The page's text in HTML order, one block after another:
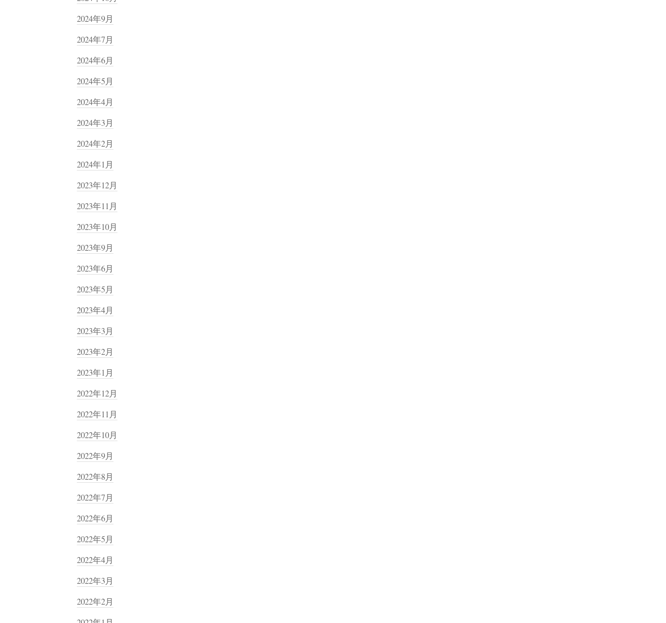
2024年9月
2024年7月
2024年6月
2024年5月
2024年4月
2024年3月
2024年2月
2024年1月
2023年12月
2023年11月
2023年10月
2023年9月
2023年6月
2023年5月
2023年4月
2023年3月
2023年2月
2023年1月
2022年12月
2022年11月
2022年10月
2022年9月
2022年8月
2022年7月
2022年6月
2022年5月
2022年4月
2022年3月
2022年2月